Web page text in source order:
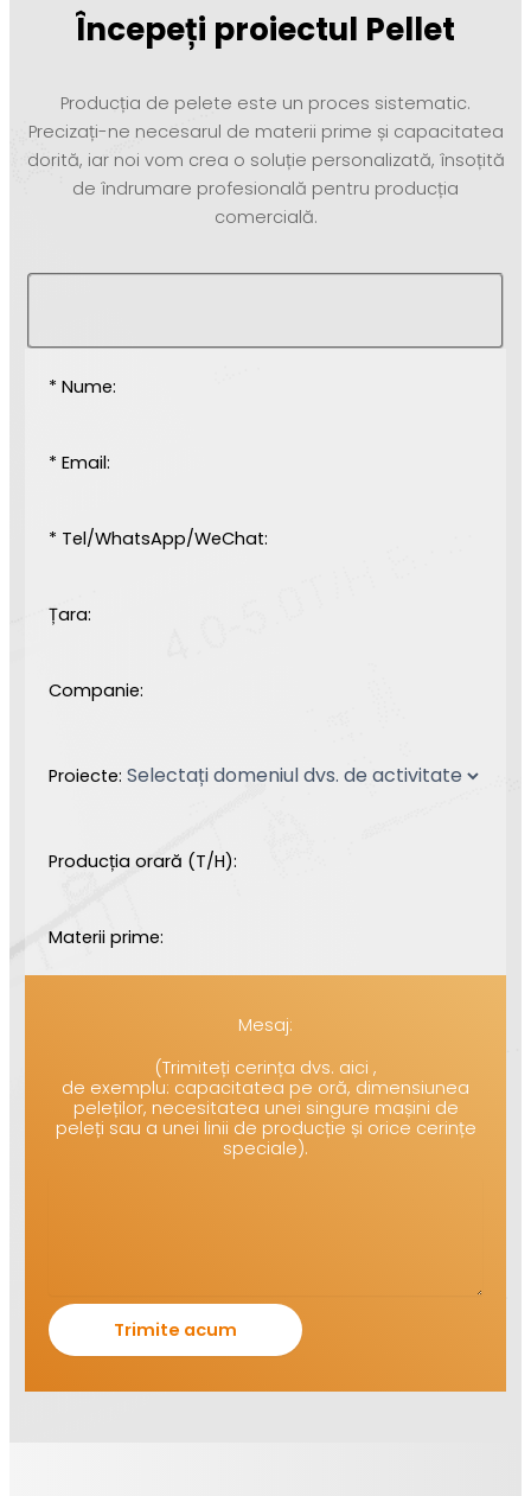
Începeți proiectul Pellet
Producția de pelete este un proces sistematic.
Precizați-ne necesarul de materii prime și capacitatea
dorită, iar noi vom crea o soluție personalizată, însoțită
de îndrumare profesională pentru producția
comercială.
* Nume:
* Email:
* Tel/WhatsApp/WeChat:
Țara:
Companie:
Proiecte:
Producția orară (T/H):
Materii prime:
Mesaj:
(Trimiteți cerința dvs. aici ,
de exemplu: capacitatea pe oră, dimensiunea
peleților, necesitatea unei singure mașini de
peleți sau a unei linii de producție și orice cerințe
speciale).